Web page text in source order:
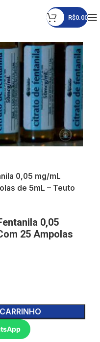
R$0.00
0,05 mg/mL
de 5mL – Teuto
0,05
25 Ampolas